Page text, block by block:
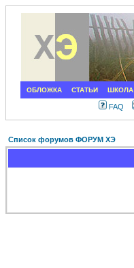
ОБЛОЖКА СТАТЬИ ШКОЛА
FAQ
Список форумов ФОРУМ ХЭ